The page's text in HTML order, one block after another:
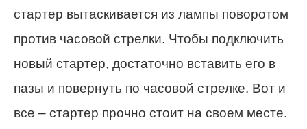
стартер вытаскивается из лампы поворотом
против часовой стрелки. Чтобы подключить
новый стартер, достаточно вставить его в
пазы и повернуть по часовой стрелке. Вот и
все – стартер прочно стоит на своем месте.